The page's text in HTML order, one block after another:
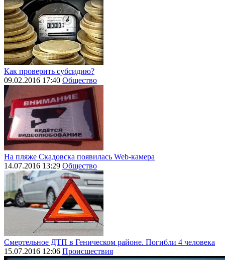
Как проверить субсидию?
09.02.2016 17:40 Общество
На пляже Скадовска появилась Web-камера
14.07.2016 13:29 Общество
Смертельное ДТП в Геническом районе. Погибли 4 человека
15.07.2016 12:06 Происшествия